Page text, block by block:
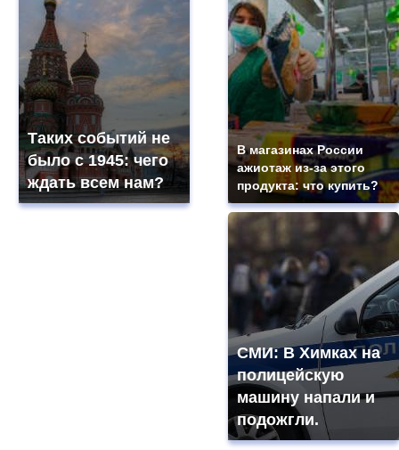
Таких событий не
было с 1945: чего
ждать всем нам?
В магазинах России
ажиотаж из-за этого
продукта: что купить?
СМИ: В Химках на
полицейскую
машину напали и
подожгли.